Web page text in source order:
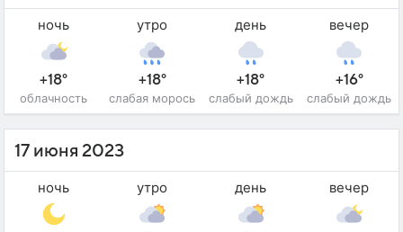
ночь
+18°
облачность
утро
+18°
слабая морось
день
+18°
слабый дождь
вечер
+16°
слабый дождь
17 июня 2023
ночь утро день вечер